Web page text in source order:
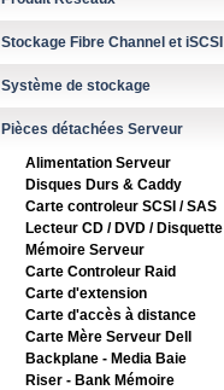
Stockage Fibre Channel et iSCSI
Système de stockage
Pièces détachées Serveur
Alimentation Serveur
Disques Durs & Caddy
Carte controleur SCSI / SAS
Lecteur CD / DVD / Disquette
Mémoire Serveur
Carte Controleur Raid
Carte d'extension
Carte d'accès à distance
Carte Mère Serveur Dell
Backplane - Media Baie
Riser - Bank Mémoire